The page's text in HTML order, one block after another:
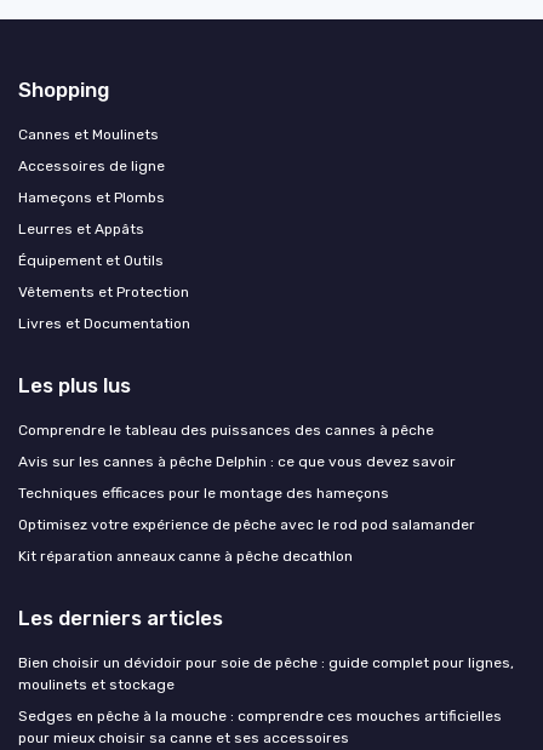
Shopping
Cannes et Moulinets
Accessoires de ligne
Hameçons et Plombs
Leurres et Appâts
Équipement et Outils
Vêtements et Protection
Livres et Documentation
Les plus lus
Comprendre le tableau des puissances des cannes à pêche
Avis sur les cannes à pêche Delphin : ce que vous devez savoir
Techniques efficaces pour le montage des hameçons
Optimisez votre expérience de pêche avec le rod pod salamander
Kit réparation anneaux canne à pêche decathlon
Les derniers articles
Bien choisir un dévidoir pour soie de pêche : guide complet pour lignes,
moulinets et stockage
Sedges en pêche à la mouche : comprendre ces mouches artificielles
pour mieux choisir sa canne et ses accessoires